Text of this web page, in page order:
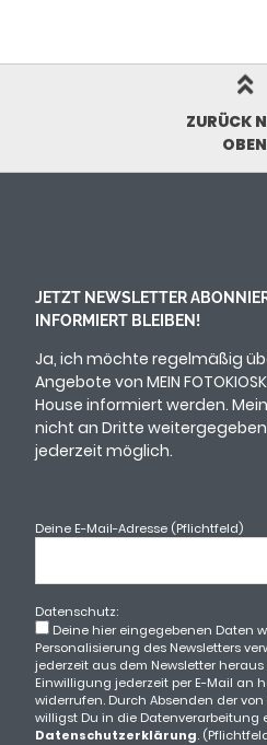
ZURÜCK
OBEN
JETZT NEWSLETTER
INFORMIERT BLEIBEN!
Ja, ich möchte regelmäßig
Angebote von MEIN
House informiert werden.
nicht an Dritte
jederzeit möglich.
Deine E-Mail-Adresse (Pflichtfeld)
Datenschutz:
Deine hier eingegebenen Daten
Personalisierung des Newsletters
jederzeit aus dem Newsletter
Einwilligung jederzeit per E-Mail an
widerrufen. Durch Absenden der
willigst Du in die Datenverarbeitung
Datenschutzerklärung.